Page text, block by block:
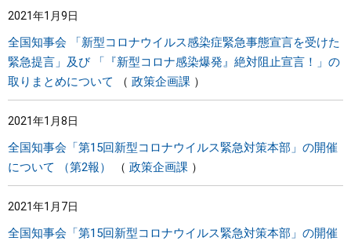
2021年1月9日
全国知事会 「新型コロナウイルス感染症緊急事態宣言を受けた
緊急提言」及び 「『新型コロナ感染爆発』絶対阻止宣言！」の
取りまとめについて
政策企画課
2021年1月8日
全国知事会「第15回新型コロナウイルス緊急対策本部」の開催
について （第2報）
政策企画課
2021年1月7日
全国知事会「第15回新型コロナウイルス緊急対策本部」の開催